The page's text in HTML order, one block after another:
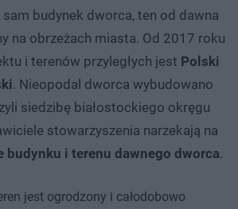
budynek dworca, ten od dawna
na obrzeżach miasta. Od 2017 roku
i terenów przyległych jest Polski
. Nieopodal dworca wybudowano
siedzibę białostockiego okręgu
stowarzyszenia narzekają na
budynku i terenu dawnego dworca.
jest ogrodzony i całodobowo